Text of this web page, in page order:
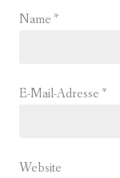
Name *
E-Mail-Adresse *
Website